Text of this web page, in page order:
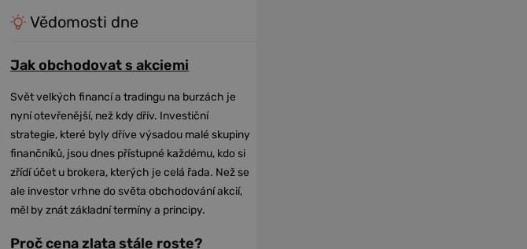
Vědomosti dne
Jak obchodovat s akciemi
Svět velkých financí a tradingu na burzách je
nyní otevřenější, než kdy dřív. Investiční
strategie, které byly dříve výsadou malé skupiny
finančníků, jsou dnes přístupné každému, kdo si
zřídí účet u brokera, kterých je celá řada. Než se
ale investor vrhne do světa obchodování akcií,
měl by znát základní termíny a principy.
Proč cena zlata stále roste?